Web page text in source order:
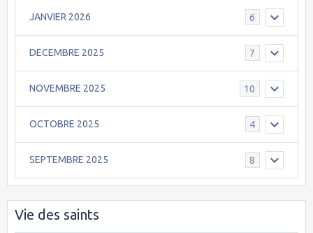
JANVIER 2026 6
DECEMBRE 2025 7
NOVEMBRE 2025 10
OCTOBRE 2025 4
SEPTEMBRE 2025 8
Vie des saints